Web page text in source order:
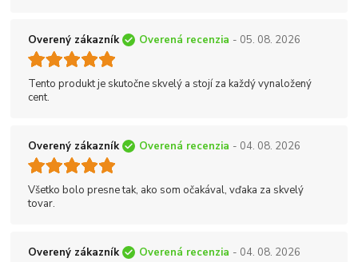
Overený zákazník Overená recenzia - 05. 08. 2026
Tento produkt je skutočne skvelý a stojí za každý vynaložený
cent.
Overený zákazník Overená recenzia - 04. 08. 2026
Všetko bolo presne tak, ako som očakával, vďaka za skvelý
tovar.
Overený zákazník Overená recenzia - 04. 08. 2026